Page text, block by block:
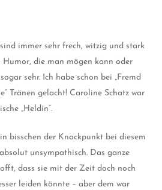
immer sehr frech, witzig und stark
die man mögen kann oder
sehr. Ich habe schon bei „Fremd
Tränen gelacht! Caroline Schatz war
„Heldin“.
bisschen der Knackpunkt bei diesem
unsympathisch. Das ganze
dass sie mit der Zeit doch noch
leiden könnte – aber dem war